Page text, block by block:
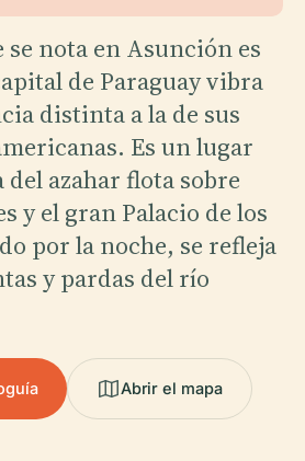
nota en Asunción es
de Paraguay vibra
distinta a la de sus
Es un lugar
azahar flota sobre
y el gran Palacio de los
por la noche, se refleja
y pardas del río
Abrir el mapa